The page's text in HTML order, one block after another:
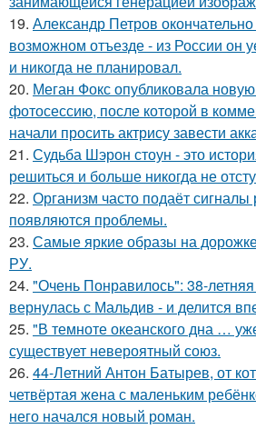
19. Александр Петров
возможном отъезде - из России он
и никогда не планировал.
20. Меган Фокс опубликовала
фотосессию, после которой в
начали просить актрису завести
21. Судьба Шэрон стоун - это
решиться и больше никогда не
22. Организм часто подаёт
появляются проблемы.
23. Самые яркие образы на
РУ.
24. "Очень Понравилось": 38-
вернулась с Мальдив - и делится
25. "В темноте океанского дна …
существует невероятный союз.
26. 44-Летний Антон Батырев, от
четвёртая жена с маленьким
него начался новый роман.